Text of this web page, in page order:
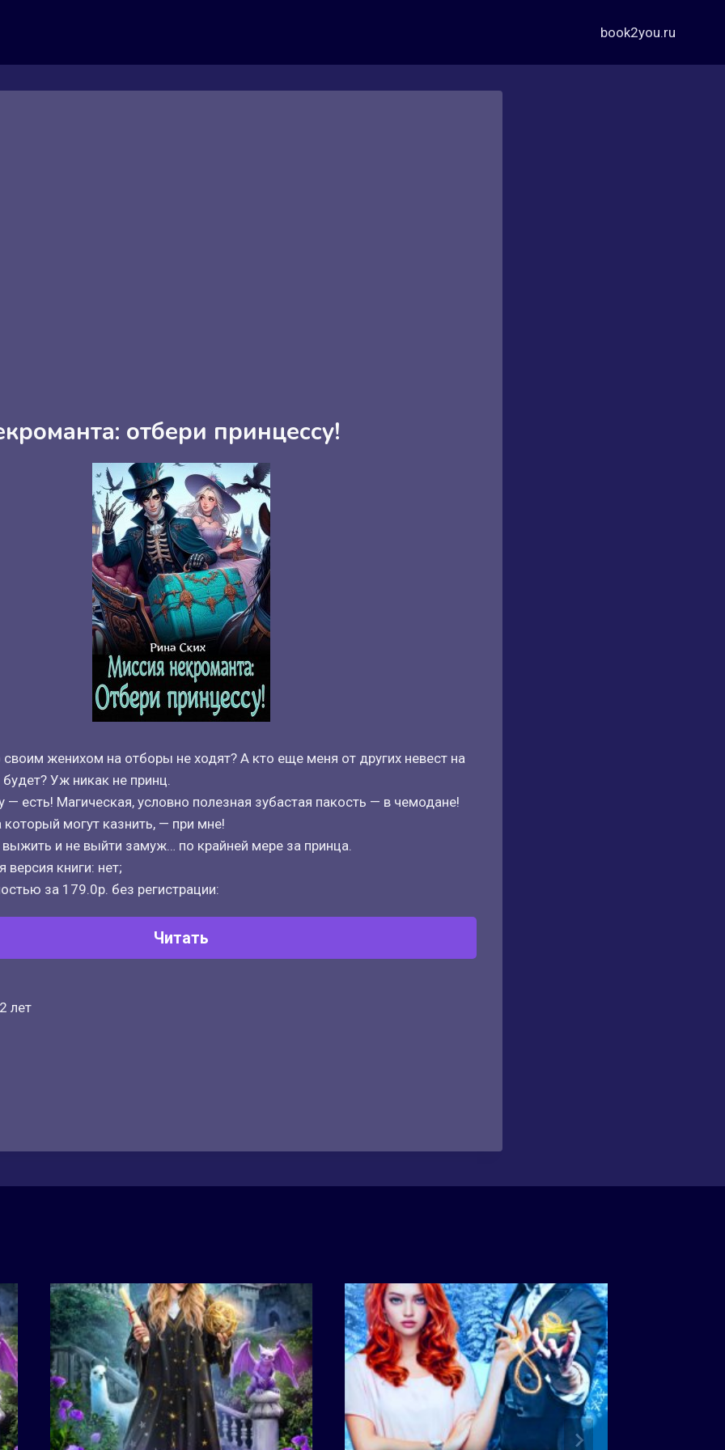
book2you.ru
отбери принцессу!
своим женихом на отборы не ходят? А кто еще меня от других невест на
Уж никак не принц.
— есть! Магическая, условно полезная зубастая пакость — в чемодане!
могут казнить, — при мне!
и не выйти замуж… по крайней мере за принца.
версия книги: нет;
за 179.0р. без регистрации:
Читать
лет